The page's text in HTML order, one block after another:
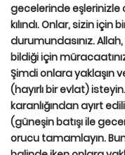
gecelerinde eşlerinizle
kılındı. Onlar, sizin
durumundasınız.
bildiği için
Şimdi onlara yaklaşın
(hayırlı bir evlat)
karanlığından ayırt
(güneşin batışı ile
orucu tamamlayın.